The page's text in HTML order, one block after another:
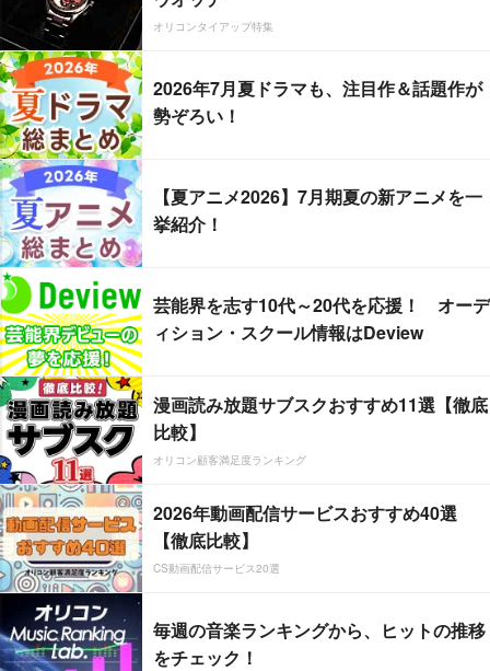
オリコンタイアップ特集
2026年7月夏ドラマも、注目作＆話題作が
勢ぞろい！
【夏アニメ2026】7月期夏の新アニメを一
挙紹介！
芸能界を志す10代～20代を応援！ オーデ
ィション・スクール情報はDeview
漫画読み放題サブスクおすすめ11選【徹底
比較】
オリコン顧客満足度ランキング
2026年動画配信サービスおすすめ40選
【徹底比較】
CS動画配信サービス20選
毎週の音楽ランキングから、ヒットの推移
をチェック！